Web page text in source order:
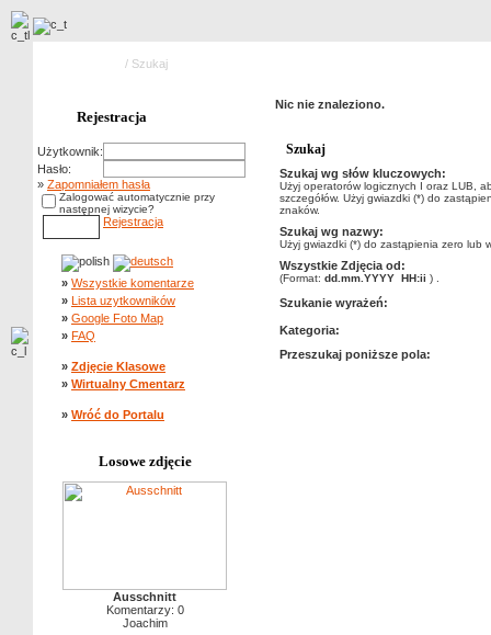
/ Szukaj
Rejestracja
Użytkownik:
Hasło:
» Zapomniałem hasła
Zalogować automatycznie przy
następnej wizycie?
Rejestracja
» Wszystkie komentarze
» Lista uzytkowników
» Google Foto Map
» FAQ
» Zdjęcie Klasowe
» Wirtualny Cmentarz
» Wróć do Portalu
Losowe zdjęcie
Ausschnitt
Komentarzy: 0
Joachim
Nic nie znaleziono.
Szukaj
Szukaj wg słów kluczowych:
Użyj operatorów logicznych I oraz LUB,
szczegółów. Użyj gwiazdki (*) do
znaków.
Szukaj wg nazwy:
Użyj gwiazdki (*) do zastąpienia zero lub
Wszystkie Zdjęcia od:
(Format: dd.mm.YYYY HH:ii ) .
Szukanie wyrażeń:
Kategoria:
Przeszukaj poniższe pola: